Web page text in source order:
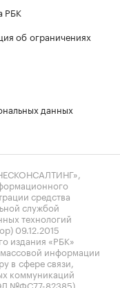
РБК
об ограничениях
данных
средства
службой
технологий
09.12.2015
издания «РБК»
массовой информации
в сфере связи,
коммуникаций
№ФС77-82385)